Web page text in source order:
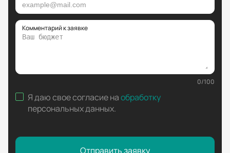
Комментарий к заявке
0/100
Я даю свое согласие наобработку
персональных данных.
Отправить заявку